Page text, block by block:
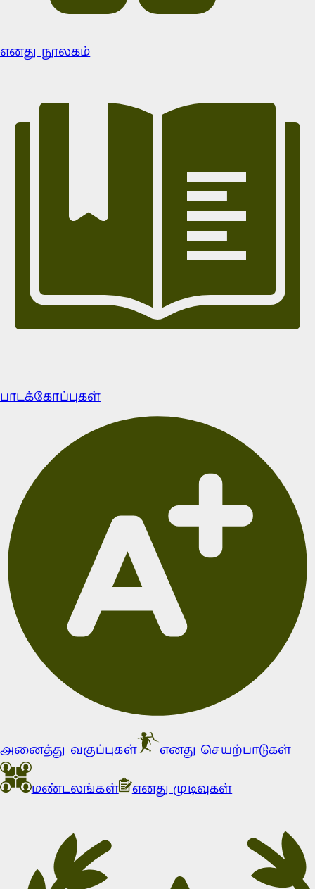
எனது நூலகம்
பாடக்கோப்புகள்
அனைத்து வகுப்புகள்
எனது செயற்பாடுகள்
மண்டலங்கள்
எனது முடிவுகள்